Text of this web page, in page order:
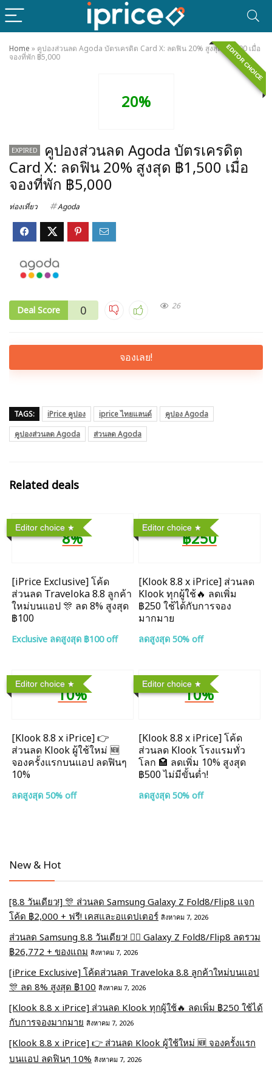
Home » คูปองส่วนลด Agoda บัตรเครดิต Card X: ลดฟิน 20% สูงสุด ฿1,500 เมื่อ
จองที่พัก ฿5,000
EDITOR CHOICE
20%
EXPIRED
คูปองส่วนลด Agoda บัตรเครดิต
Card X: ลดฟิน 20% สูงสุด ฿1,500 เมื่อ
จองที่พัก ฿5,000
ท่องเที่ยว Agoda
Deal Score 0 26
จองเลย!
TAGS: iPrice คูปอง iprice ไทยแลนด์
คูปอง Agoda
คูปองส่วนลด Agoda
ส่วนลด Agoda
Related deals
Editor choice
8%
[iPrice Exclusive] โค้ด
ส่วนลด Traveloka 8.8 ลูกค้า
ใหม่บนแอป 🎊 ลด 8% สูงสุด​
฿100
Exclusive ลดสูงสุด ฿100 off
Editor choice
฿250
[Klook 8.8 x iPrice] ส่วนลด
Klook ทุกผู้ใช้🔥 ลดเพิ่ม
฿250 ใช้ได้กับการจอง
มากมาย
ลดสูงสุด 50% off
Editor choice
10%
[Klook 8.8 x iPrice] 👉
ส่วนลด Klook ผู้ใช้ใหม่ 🆕
จองครั้งแรกบนแอป ลดฟินๆ
10%
ลดสูงสุด 50% off
Editor choice
10%
[Klook 8.8 x iPrice] โค้ด
ส่วนลด Klook โรงแรมทั่ว
โลก 🏩 ลดเพิ่ม 10% สูงสุด
฿500 ไม่มีขั้นต่ำ!
ลดสูงสุด 50% off
New & Hot
[8.8 วันเดียว!] 🎊 ส่วนลด Samsung Galaxy Z Fold8/Flip8 แจก
โค้ด ฿2,000 + ฟรี! เคสและอแดปเตอร์ สิงหาคม 7, 2026
ส่วนลด Samsung 8.8 วันเดียว! ❤️‍🔥 Galaxy Z Fold8/Flip8 ลดรวม
฿26,772 + ของแถม สิงหาคม 7, 2026
[iPrice Exclusive] โค้ดส่วนลด Traveloka 8.8 ลูกค้าใหม่บนแอป
🎊 ลด 8% สูงสุด​ ฿100 สิงหาคม 7, 2026
[Klook 8.8 x iPrice] ส่วนลด Klook ทุกผู้ใช้🔥 ลดเพิ่ม ฿250 ใช้ได้
กับการจองมากมาย สิงหาคม 7, 2026
[Klook 8.8 x iPrice] 👉 ส่วนลด Klook ผู้ใช้ใหม่ 🆕 จองครั้งแรก
บนแอป ลดฟินๆ 10% สิงหาคม 7, 2026